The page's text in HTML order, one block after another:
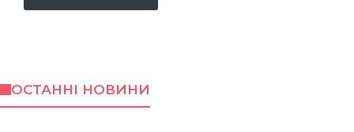
ОСТАННІ НОВИНИ